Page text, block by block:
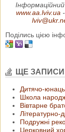
www.aa.lviv.ua
Поділись цією
ЩЕ ЗАПИСИ
Дитячо-
Школа
Вівтарне
Літературно-
Подружні
Церковний